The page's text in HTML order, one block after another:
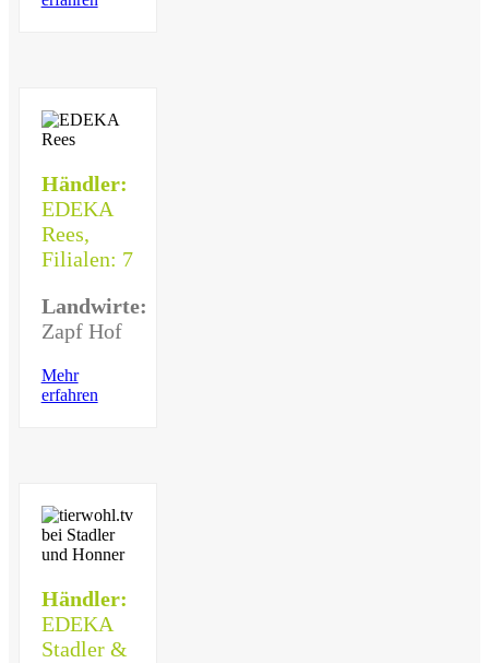
Händler:
EDEKA
Rees,
Filialen: 7
Landwirte:
Zapf Hof
Mehr
erfahren
Händler:
EDEKA
Stadler &